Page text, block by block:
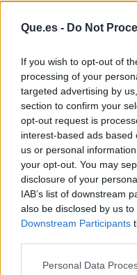
Que.es - Do Not
If you wish to opt-out of
processing of your
targeted advertising by
section to confirm your
opt-out request is
interest-based ads
us or personal
your opt-out. You may
disclosure of your
IAB’s list of downstream
also be disclosed by us
Downstream Participants
Personal Data
operación.
Principios de
Mi estrategia de
diversificación
inversión en
reducir riesgos.
establecidos como
destino a
de crecimiento.
riesgo para